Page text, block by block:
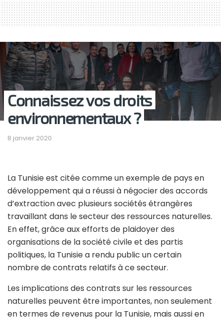
Connaissez vos droits
environnementaux ?
8 janvier 2020
La Tunisie est citée comme un exemple de pays en
développement qui a réussi à négocier des accords
d’extraction avec plusieurs sociétés étrangères
travaillant dans le secteur des ressources naturelles.
En effet, grâce aux efforts de plaidoyer des
organisations de la société civile et des partis
politiques, la Tunisie a rendu public un certain
nombre de contrats relatifs à ce secteur.
Les implications des contrats sur les ressources
naturelles peuvent être importantes, non seulement
en termes de revenus pour la Tunisie, mais aussi en